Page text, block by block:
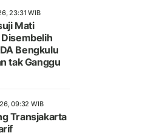
23:31 WIB
Mati
Bengkulu
tak Ganggu
09:32 WIB
Transjakarta